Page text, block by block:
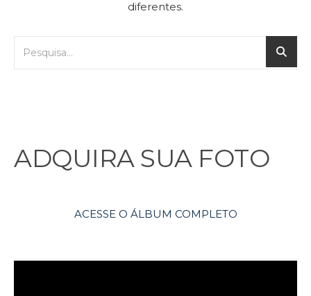
diferentes.
ADQUIRA SUA FOTO
ACESSE O ÁLBUM COMPLETO